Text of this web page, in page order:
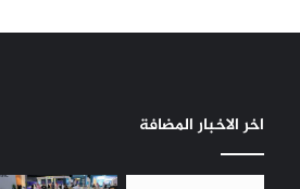
اخر الاخبار المضافة